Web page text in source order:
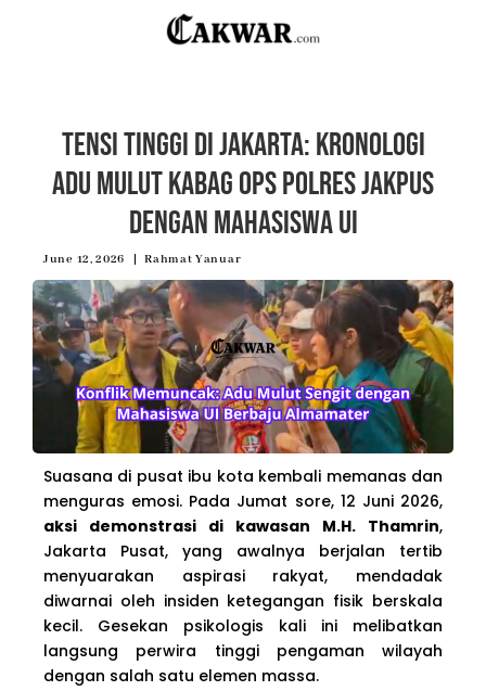
Tensi Tinggi di Jakarta: Kronologi
Adu Mulut Kabag Ops Polres Jakpus
dengan Mahasiswa UI
June 12, 2026 Rahmat Yanuar
Suasana di pusat ibu kota kembali memanas dan
menguras emosi. Pada Jumat sore, 12 Juni 2026,
aksi demonstrasi di kawasan M.H. Thamrin,
Jakarta Pusat, yang awalnya berjalan tertib
menyuarakan aspirasi rakyat, mendadak
diwarnai oleh insiden ketegangan fisik berskala
kecil. Gesekan psikologis kali ini melibatkan
langsung perwira tinggi pengaman wilayah
dengan salah satu elemen massa.